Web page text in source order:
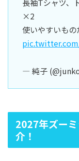
×2
使いやすいも
— 純子
2027年ズー
介！